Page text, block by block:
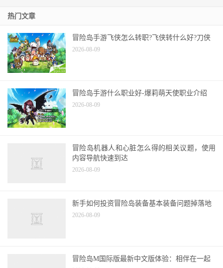
2026-08-09
2026-08-09
内容导航快速到达
2026-08-09
2026-08-09
2026-08-09